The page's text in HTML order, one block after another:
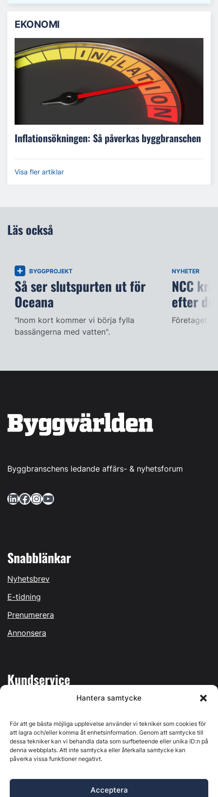
Hantera samtycke
För att ge bästa möjliga upplevelse använder vi tekniker som cookies för
att lagra och/eller komma åt enhetsinformation. Genom att samtycke till
dessa tekniker kan vi behandla data som surfbeteende eller unika ID:n på
denna webbplats. Att inte samtycka eller återkalla samtycke kan
påverka vissa funktioner negativt.
Acceptera
EKONOMI
Inflationsökningen: Så påverkas byggbranschen
Visa fler artiklar
Läs också
BYGGPROJEKT
Så ser slutspurten ut för
Oceana
"Inom kort kommer vi börja fylla
bassängerna med vatten".
NYHETER
NCC
efter
Företaget
Byggbranschens ledande affärs- & nyhetsforum
LinkedIn Facebook InstagramYouTube
Snabblänkar
Nyhetsbrev
E-tidning
Prenumerera
Annonsera
Kundservice
Kontakta oss
Östernäsvägen 1, 827 32 Ljusdal, org.nr: 556625-6425 -
Ansvarig utgivare: Henrik Ekberg. Innehållet på denna